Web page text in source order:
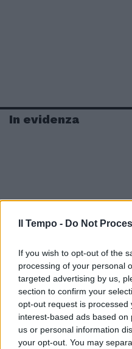
Il Tempo - Do Not
If you wish to opt-out of the
processing of your personal
targeted advertising by us,
section to confirm your
opt-out request is processed
interest-based ads based
us or personal information
your opt-out. You may
In evidenza